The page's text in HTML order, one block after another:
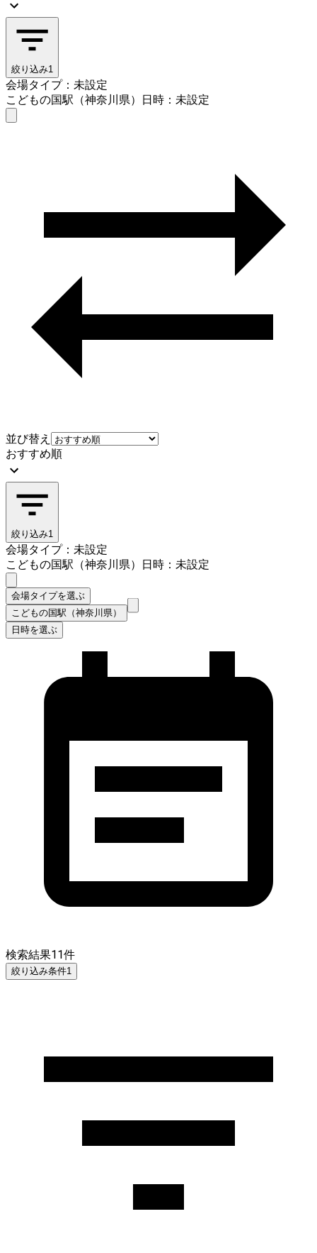
絞り込み1
会場タイプ：未設定
こどもの国駅（神奈川県）
日時：未設定
並び替え
おすすめ順
絞り込み1
会場タイプ：未設定
こどもの国駅（神奈川県）
日時：未設定
会場タイプを選ぶ
こどもの国駅（神奈川県）
日時を選ぶ
検索結果11件
絞り込み条件1